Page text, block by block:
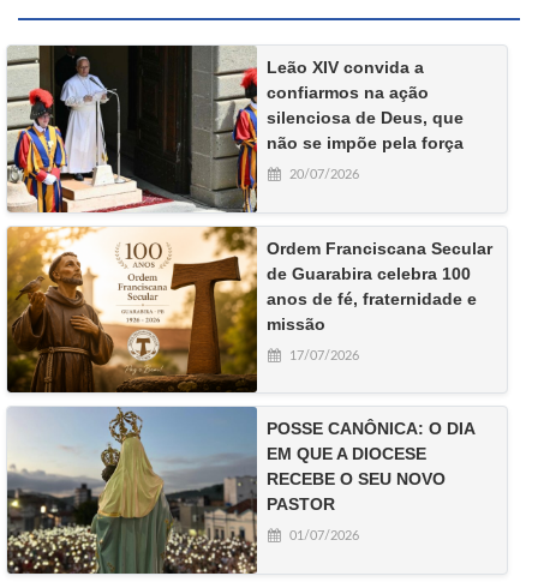
Leão XIV convida a
confiarmos na ação
silenciosa de Deus, que
não se impõe pela força
20/07/2026
Ordem Franciscana Secular
de Guarabira celebra 100
anos de fé, fraternidade e
missão
17/07/2026
POSSE CANÔNICA: O DIA
EM QUE A DIOCESE
RECEBE O SEU NOVO
PASTOR
01/07/2026